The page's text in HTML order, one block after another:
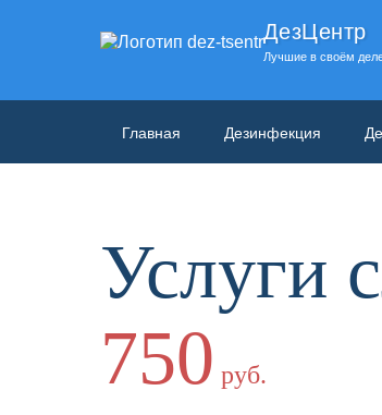
ДезЦентр
Лучшие в своём
Главная Дезинфекция
Услуги
750 руб.